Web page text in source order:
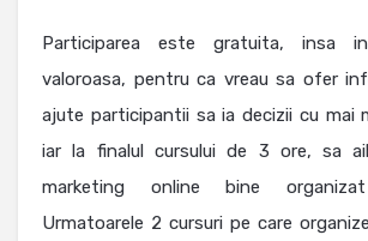
Participarea este gratuita, insa
valoroasa, pentru ca vreau sa ofer
ajute participantii sa ia decizii cu mai
iar la finalul cursului de 3 ore, sa
marketing online bine
Urmatoarele 2 cursuri pe care